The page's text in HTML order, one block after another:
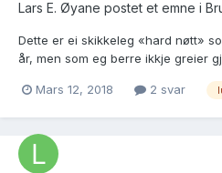
Lars E. Øyane postet et emne i
Dette er ei skikkeleg «hard nøtt»
år, men som eg berre ikkje greier
(1720-1771) og kona Mari
Mars 12, 2018 2 svar